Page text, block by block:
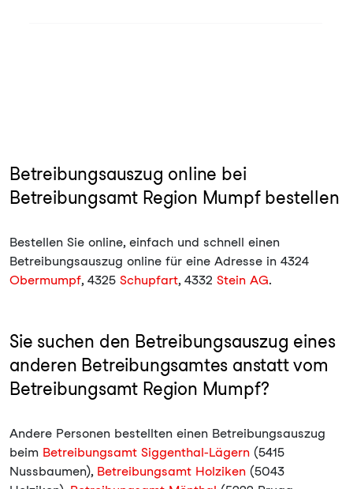
Betreibungsauszug online bei
Betreibungsamt Region Mumpf bestellen
Bestellen Sie online, einfach und schnell einen
Betreibungsauszug online für eine Adresse in 4324
Obermumpf, 4325 Schupfart, 4332 Stein AG.
Sie suchen den Betreibungsauszug eines
anderen Betreibungsamtes anstatt vom
Betreibungsamt Region Mumpf?
Andere Personen bestellten einen Betreibungsauszug
beim Betreibungsamt Siggenthal-Lägern (5415
Nussbaumen), Betreibungsamt Holziken (5043